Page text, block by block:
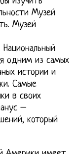
Музей
Музей
одним из самых
истории и
Самые
в своих
–
который